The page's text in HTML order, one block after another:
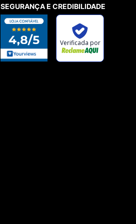
SEGURANÇA E CREDIBILIDADE